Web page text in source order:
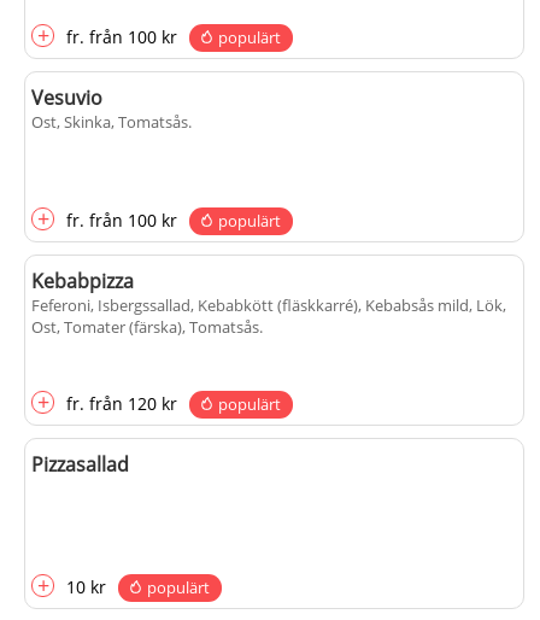
+ fr. från 100 kr populärt
Vesuvio
Ost, Skinka, Tomatsås.
+ fr. från 100 kr populärt
Kebabpizza
Feferoni, Isbergssallad, Kebabkött (fläskkarré), Kebabsås mild, Lök,
Ost, Tomater (färska), Tomatsås.
+ fr. från 120 kr populärt
Pizzasallad
+ 10 kr populärt